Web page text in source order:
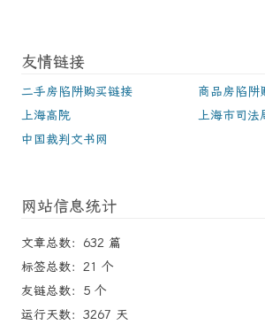
友情链接
二手房陷阱购买链接
商品房陷阱
上海高院
上海市司法
中国裁判文书网
网站信息统计
文章总数：632 篇
标签总数：21 个
友链总数：5 个
运行天数：3267 天